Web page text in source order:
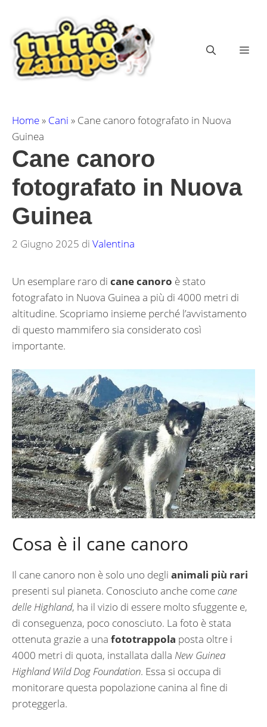
contenuto
Home» Cani » Cane canoro fotografato in Nuova
Guinea
Cane canoro
fotografato in Nuova
Guinea
2 Giugno 2025 di Valentina
Un esemplare raro di cane canoro è stato
fotografato in Nuova Guinea a più di 4000 metri di
altitudine. Scopriamo insieme perché l’avvistamento
di questo mammifero sia considerato così
importante.
Cosa è il cane canoro
Il cane canoro non è solo uno degli animali più rari
presenti sul pianeta. Conosciuto anche comecane
delle Highland, ha il vizio di essere molto sfuggente e,
di conseguenza, poco conosciuto. La foto è stata
ottenuta grazie a una fototrappola posta oltre i
4000 metri di quota, installata dalla New Guinea
Highland Wild Dog Foundation. Essa si occupa di
monitorare questa popolazione canina al fine di
proteggerla.